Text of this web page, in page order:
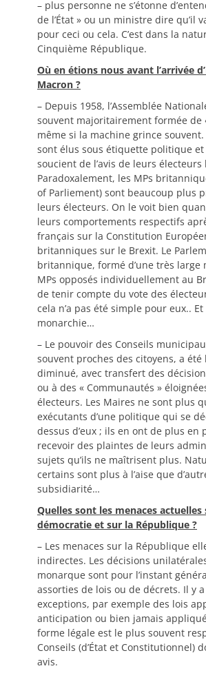
– plus personne ne s’étonne
de l’État » ou un ministre dire qu’il
pour ceci ou cela. C’est dans la
Cinquième République.
Où en étions nous avant l’arrivée
Macron ?
– Depuis 1958, l’Assemblée
souvent majoritairement formée de
même si la machine grince
sont élus sous étiquette politique
soucient de l’avis de leurs électeurs
Paradoxalement, les MPs
of Parliement) sont beaucoup plus
leurs électeurs. On le voit bien
leurs comportements respectifs
français sur la Constitution
britanniques sur le Brexit. Le
britannique, formé d’une très large
MPs opposés individuellement au
de tenir compte du vote des
cela n’a pas été simple pour eux.. Et
monarchie…
– Le pouvoir des Conseils
souvent proches des citoyens, a
diminué, avec transfert des
ou à des « Communautés »
électeurs. Les Maires ne sont plus
exécutants d’une politique qui se
dessus d’eux ; ils en ont de plus en
recevoir des plaintes de leurs
sujets qu’ils ne maîtrisent plus.
certains sont plus à l’aise que
subsidiarité…
Quelles sont les menaces actuelles
démocratie et sur la République ?
– Les menaces sur la République
indirectes. Les décisions
monarque sont pour l’instant
assorties de lois ou de décrets. Il y
exceptions, par exemple des lois
anticipation ou bien jamais
forme légale est le plus souvent
Conseils (d’État et Constitutionnel)
avis.